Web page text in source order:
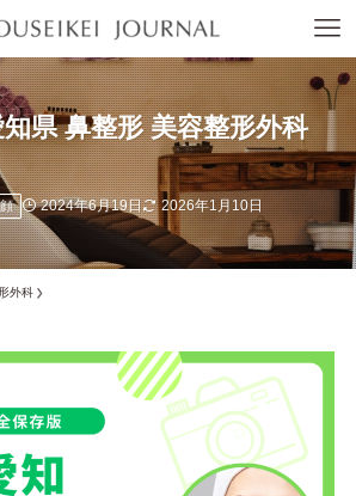
県 鼻整形 美容整形外科
顔 2024年6月19日 2026年1月10日
外科